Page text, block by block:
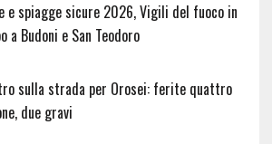
e spiagge sicure 2026, Vigili del fuoco in
a Budoni e San Teodoro
sulla strada per Orosei: ferite quattro
due gravi